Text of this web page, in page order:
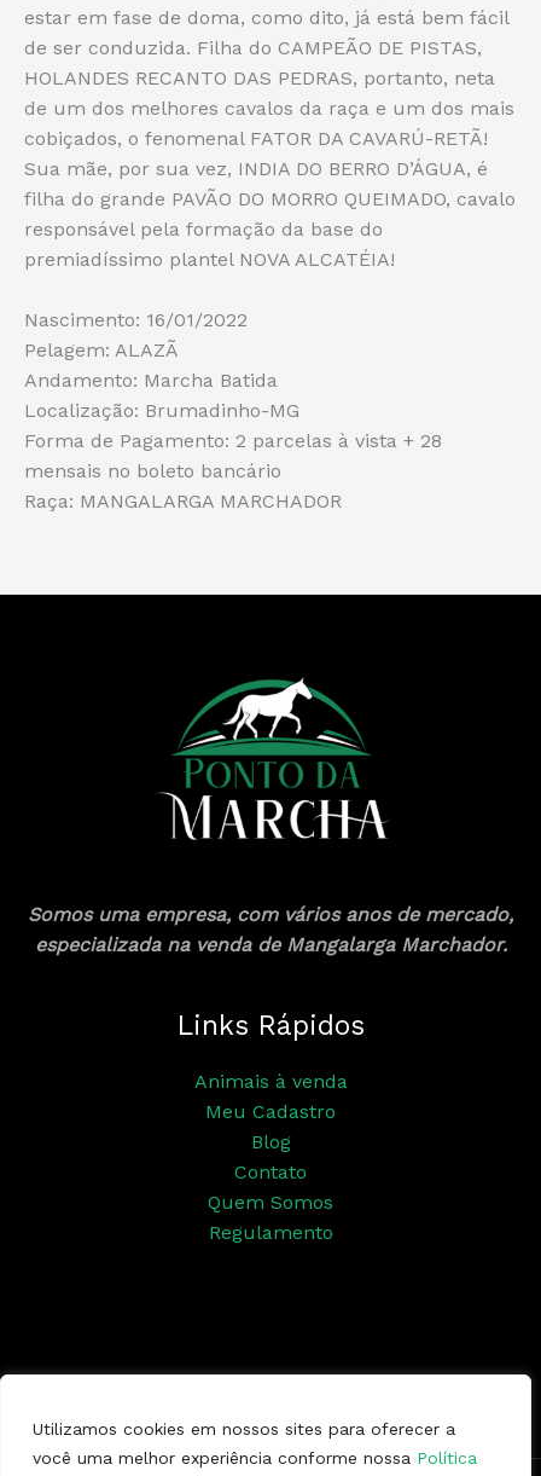
Utilizamos cookies em nossos sites para oferecer a
você uma melhor experiência conforme nossa Política
estar em fase de doma, como dito, já está bem fácil
de ser conduzida. Filha do CAMPEÃO DE PISTAS,
HOLANDES RECANTO DAS PEDRAS, portanto, neta
de um dos melhores cavalos da raça e um dos mais
cobiçados, o fenomenal FATOR DA CAVARÚ-RETÃ!
Sua mãe, por sua vez, INDIA DO BERRO D’ÁGUA, é
filha do grande PAVÃO DO MORRO QUEIMADO, cavalo
responsável pela formação da base do
premiadíssimo plantel NOVA ALCATÉIA!
Nascimento: 16/01/2022
Pelagem: ALAZÃ
Andamento: Marcha Batida
Localização: Brumadinho-MG
Forma de Pagamento: 2 parcelas à vista + 28
mensais no boleto bancário
Raça: MANGALARGA MARCHADOR
Somos uma empresa, com vários anos de mercado,
especializada na venda de Mangalarga Marchador.
Links Rápidos
Animais à venda
Meu Cadastro
Blog
Contato
Quem Somos
Regulamento